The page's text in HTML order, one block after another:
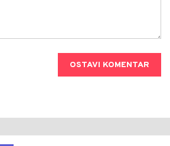
OSTAVI KOMENTAR